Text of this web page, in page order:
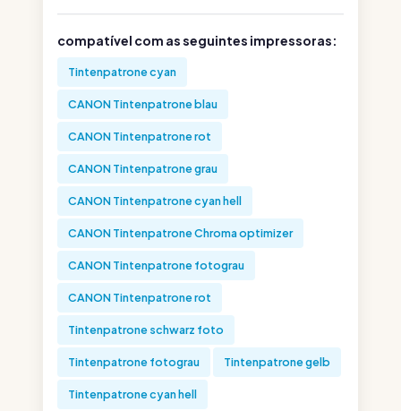
compatível com as seguintes impressoras:
Tintenpatrone cyan
CANON Tintenpatrone blau
CANON Tintenpatrone rot
CANON Tintenpatrone grau
CANON Tintenpatrone cyan hell
CANON Tintenpatrone Chroma optimizer
CANON Tintenpatrone fotograu
CANON Tintenpatrone rot
Tintenpatrone schwarz foto
Tintenpatrone fotograu Tintenpatrone gelb
Tintenpatrone cyan hell